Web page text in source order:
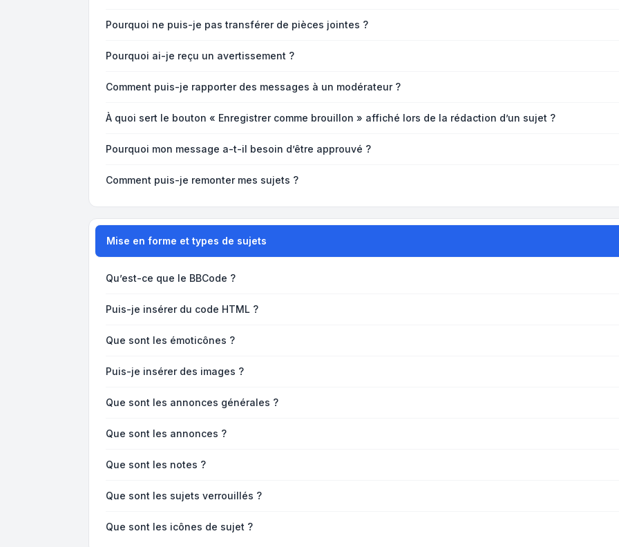
Pourquoi ne puis-je pas transférer de pièces jointes ?
Pourquoi ai-je reçu un avertissement ?
Comment puis-je rapporter des messages à un modérateur ?
À quoi sert le bouton « Enregistrer comme brouillon » affiché lors de la rédaction d’un sujet ?
Pourquoi mon message a-t-il besoin d’être approuvé ?
Comment puis-je remonter mes sujets ?
Mise en forme et types de sujets
Qu’est-ce que le BBCode ?
Puis-je insérer du code HTML ?
Que sont les émoticônes ?
Puis-je insérer des images ?
Que sont les annonces générales ?
Que sont les annonces ?
Que sont les notes ?
Que sont les sujets verrouillés ?
Que sont les icônes de sujet ?